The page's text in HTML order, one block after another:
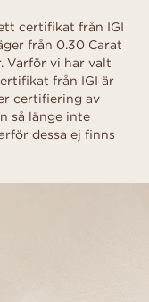
certifikat från IGI
från 0.30 Carat
Varför vi har valt
från IGI är
certifiering av
så länge inte
dessa ej finns